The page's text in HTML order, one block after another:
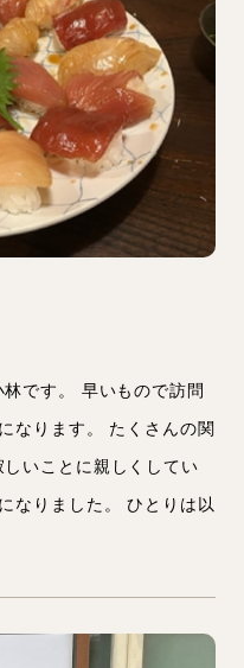
です。 早いもので訪問
なります。 たくさんの関
いことに親しくしてい
なりました。 ひとりは以